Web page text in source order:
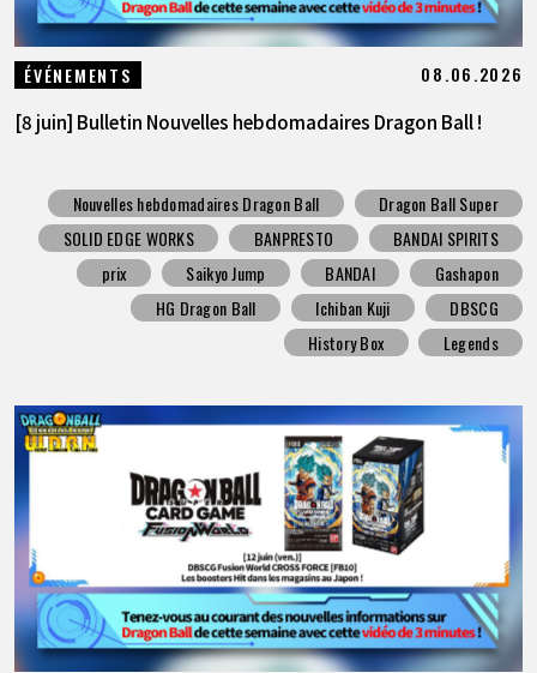
ÉVÉNEMENTS 08.06.2026
[8 juin] Bulletin Nouvelles hebdomadaires Dragon Ball !
Nouvelles hebdomadaires Dragon Ball
Dragon Ball Super
SOLID EDGE WORKS
BANPRESTO
BANDAI SPIRITS
prix
Saikyo Jump BANDAI
Gashapon
HG Dragon Ball
Ichiban Kuji
DBSCG
History Box
Legends